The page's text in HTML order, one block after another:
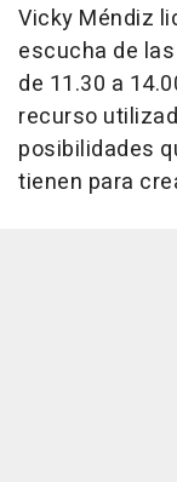
Vicky Méndiz
escucha de
de 11.30 a
recurso
posibilidades
tienen para